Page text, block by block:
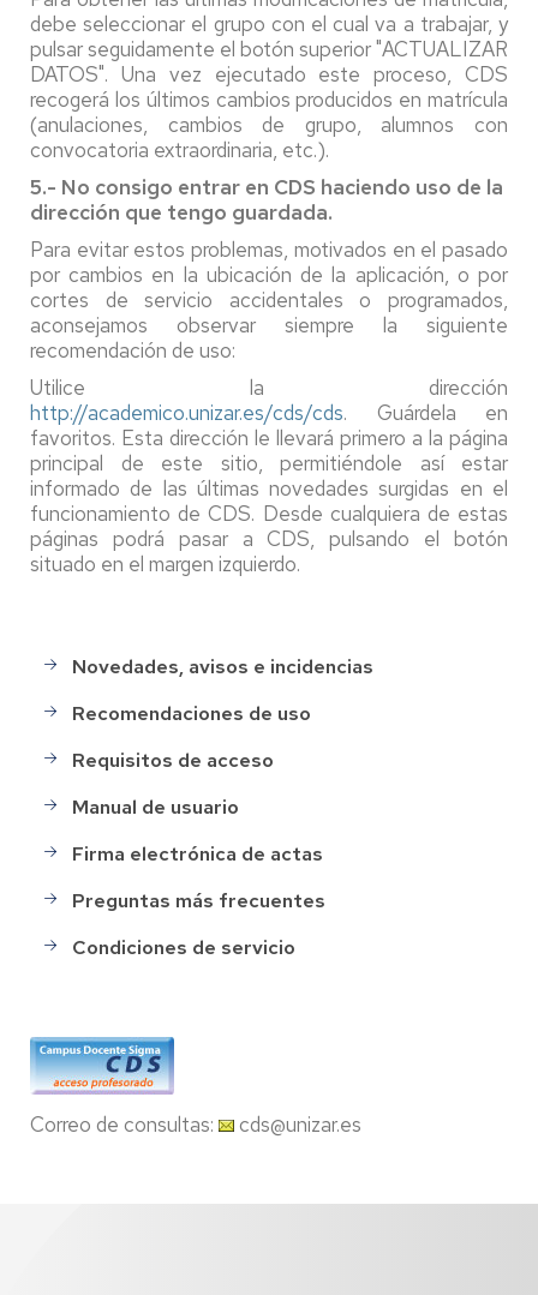
debe seleccionar el grupo con el cual va a trabajar, y
pulsar seguidamente el botón superior "ACTUALIZAR
DATOS". Una vez ejecutado este proceso, CDS
recogerá los últimos cambios producidos en matrícula
(anulaciones, cambios de grupo, alumnos con
convocatoria extraordinaria, etc.).
5.- No consigo entrar en CDS haciendo uso de la
dirección que tengo guardada.
Para evitar estos problemas, motivados en el pasado
por cambios en la ubicación de la aplicación, o por
cortes de servicio accidentales o programados,
aconsejamos observar siempre la siguiente
recomendación de uso:
Utilice la dirección
http://academico.unizar.es/cds/cds. Guárdela en
favoritos. Esta dirección le llevará primero a la página
principal de este sitio, permitiéndole así estar
informado de las últimas novedades surgidas en el
funcionamiento de CDS. Desde cualquiera de estas
páginas podrá pasar a CDS, pulsando el botón
situado en el margen izquierdo.
Campus
SIGMA
(CDS)
Novedades, avisos e incidencias
Recomendaciones de uso
Requisitos de acceso
Manual de usuario
Firma electrónica de actas
Preguntas más frecuentes
Condiciones de servicio
Correo de consultas: cds@unizar.es